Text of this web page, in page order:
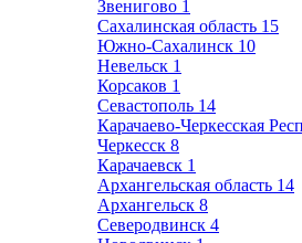
Звенигово 1
Сахалинская область 15
Южно-Сахалинск 10
Невельск 1
Корсаков 1
Севастополь 14
Карачаево-Черкесская
Черкесск 8
Карачаевск 1
Архангельская область 14
Архангельск 8
Северодвинск 4